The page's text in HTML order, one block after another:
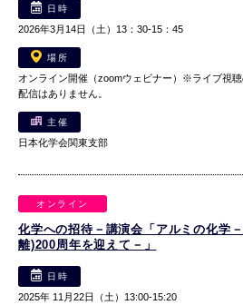
日時
2026年3月14日（土）13：30-15：45
場所
オンライン開催（zoomウェビナー）※ライブ視
配信はありません。
主催
日本化学会関東支部
オンライン
化学への招待－講演会「アルミの化学
離)200周年を迎えて－」
日時
2025年 11月22日（土）13:00-15:20